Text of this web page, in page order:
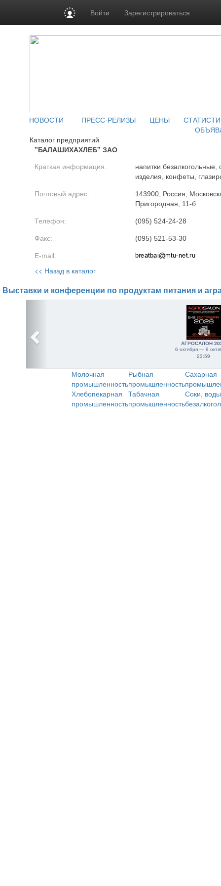
Войти Зарегистрироваться
НОВОСТИ ПРЕСС-РЕЛИЗЫ ЦЕНЫ
Каталог предприятий
"БАЛАШИХАХЛЕБ" ЗАО
Краткая информация:
напитки
изделия, конфеты,
Почтовый адрес:
143900, Россия,
Пригородная, 11-б
Телефон: (095) 524-24-28
Факс: (095) 521-53-30
E-mail:
<< Назад в каталог
Выставки и конференции по продуктам питания и
АГРОСАЛОН
6 октября — 9
23:59
Молочная
промышленность
Рыбная
промышленность
Сахарная
Хлебопекарная
промышленность
Табачная
промышленность
Соки,